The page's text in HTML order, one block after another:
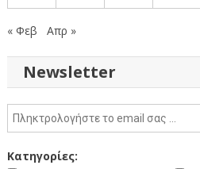
« Φεβ Απρ »
Newsletter
Κατηγορίες: